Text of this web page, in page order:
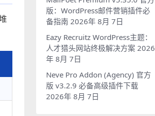
版：WordPress邮件营销插件必
备指南 2026年 8月 7日
Eazy Recruitz WordPress主题：
人才猎头网站终极解决方案 2026
年 8月 7日
Neve Pro Addon (Agency) 官方
版 v3.2.9 必备高级插件下载
2026年 8月 7日